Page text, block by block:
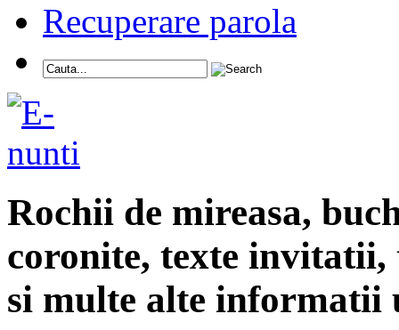
Recuperare parola
Rochii de mireasa,
coronite, texte
si multe alte informatii